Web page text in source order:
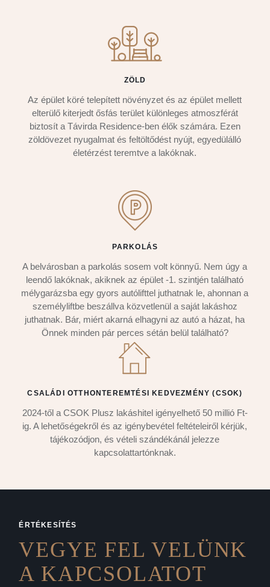
ZÖLD
Az épület köré telepített növényzet és az épület mellett
elterülő kiterjedt ősfás terület különleges atmoszférát
biztosít a Távirda Residence-ben élők számára. Ezen
zöldövezet nyugalmat és feltöltődést nyújt, egyedülálló
életérzést teremtve a lakóknak.
PARKOLÁS
A belvárosban a parkolás sosem volt könnyű. Nem úgy a
leendő lakóknak, akiknek az épület -1. szintjén található
mélygarázsba egy gyors autólifttel juthatnak le, ahonnan a
személyliftbe beszállva közvetlenül a saját lakáshoz
juthatnak. Bár, miért akarná elhagyni az autó a házat, ha
Önnek minden pár perces sétán belül található?
CSALÁDI OTTHONTEREMTÉSI KEDVEZMÉNY (CSOK)
2024-től a CSOK Plusz lakáshitel igényelhető 50 millió Ft-
ig. A lehetőségekről és az igénybevétel feltételeiről kérjük,
tájékozódjon, és vételi szándékánál jelezze
kapcsolattartónknak.
ÉRTÉKESÍTÉS
VEGYE FEL VELÜNK
A KAPCSOLATOT